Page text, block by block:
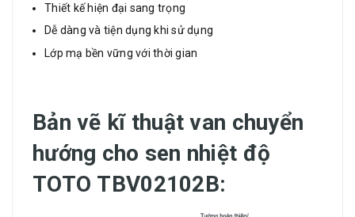
Thiết kế hiện đại sang trọng
Dễ dàng và tiện dụng khi sử dụng
Lớp mạ bền vững với thời gian
Bản vẽ kĩ thuậtvan chuyển
hướng cho sen nhiệt độ
TOTO TBV02102B: